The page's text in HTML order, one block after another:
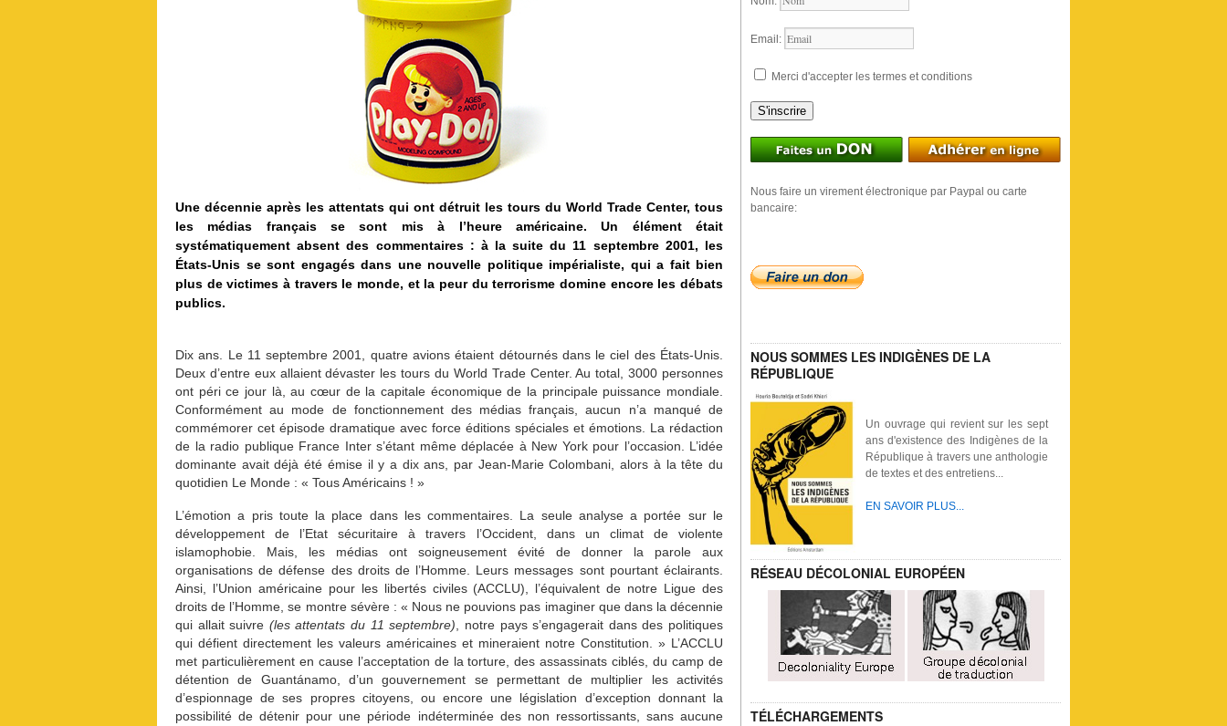
Une décennie après les attentats qui ont détruit les tours du World Trade Center, tous
les médias français se sont mis à l’heure américaine. Un élément était
systématiquement absent des commentaires : à la suite du 11 septembre 2001, les
États-Unis se sont engagés dans une nouvelle politique impérialiste, qui a fait bien
plus de victimes à travers le monde, et la peur du terrorisme domine encore les débats
publics.
Dix ans. Le 11 septembre 2001, quatre avions étaient détournés dans le ciel des États-Unis.
Deux d’entre eux allaient dévaster les tours du World Trade Center. Au total, 3000 personnes
ont péri ce jour là, au cœur de la capitale économique de la principale puissance mondiale.
Conformément au mode de fonctionnement des médias français, aucun n’a manqué de
commémorer cet épisode dramatique avec force éditions spéciales et émotions. La rédaction
de la radio publique France Inter s’étant même déplacée à New York pour l’occasion. L’idée
dominante avait déjà été émise il y a dix ans, par Jean-Marie Colombani, alors à la tête du
quotidien Le Monde : « Tous Américains ! »
L’émotion a pris toute la place dans les commentaires. La seule analyse a portée sur le
développement de l’Etat sécuritaire à travers l’Occident, dans un climat de violente
islamophobie. Mais, les médias ont soigneusement évité de donner la parole aux
organisations de défense des droits de l’Homme. Leurs messages sont pourtant éclairants.
Ainsi, l’Union américaine pour les libertés civiles (ACCLU), l’équivalent de notre Ligue des
droits de l’Homme, se montre sévère : « Nous ne pouvions pas imaginer que dans la décennie
qui allait suivre (les attentats du 11 septembre) , notre pays s’engagerait dans des politiques
qui défient directement les valeurs américaines et mineraient notre Constitution. » L’ACCLU
met particulièrement en cause l’acceptation de la torture, des assassinats ciblés, du camp de
détention de Guantánamo, d’un gouvernement se permettant de multiplier les activités
d’espionnage de ses propres citoyens, ou encore une législation d’exception donnant la
possibilité de détenir pour une période indéterminée des non ressortissants, sans aucune
Email:
Merci d'accepter les termes et conditions
S'inscrire
Nous faire un virement électronique par Paypal ou carte
bancaire:
NOUS SOMMES LES INDIGÈNES DE LA
RÉPUBLIQUE
Un ouvrage qui revient sur les sept
ans d'existence des Indigènes de la
République à travers une anthologie
de textes et des entretiens...
EN SAVOIR PLUS...
RÉSEAU DÉCOLONIAL EUROPÉEN
TÉLÉCHARGEMENTS